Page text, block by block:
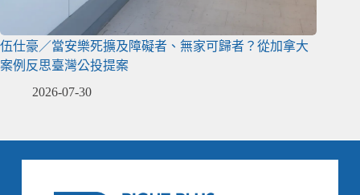
伍仕豪／當安樂死擴及障礙者、無家可歸者？從加拿大
案例反思臺灣公投提案
2026-07-30